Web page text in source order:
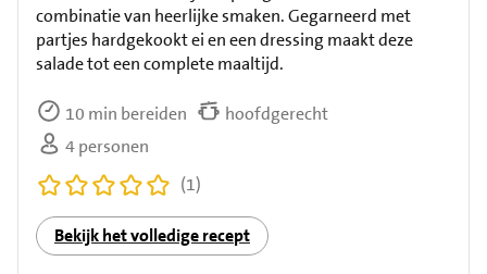
combinatie van heerlijke smaken. Gegarneerd met
partjes hardgekookt ei en een dressing maakt deze
salade tot een complete maaltijd.
10 min bereiden
hoofdgerecht
4 personen
(1)
Bekijk het volledige recept